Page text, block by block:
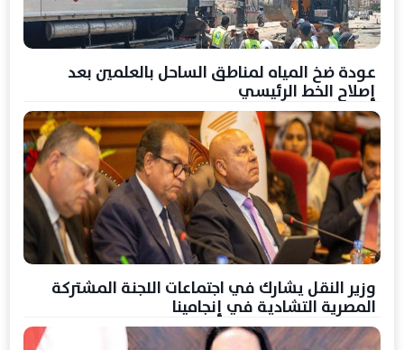
عودة ضخ المياه لمناطق الساحل بالعلمين بعد
إصلاح الخط الرئيسي
وزير النقل يشارك في اجتماعات اللجنة المشتركة
المصرية التشادية في إنجامينا